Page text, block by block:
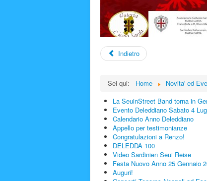
Indietro
Sei qui: Home Novita' ed
La SeuinStreet Band torna in
Evento Deleddiano Sabato 4
Calendario Anno Deleddiano
Appello per testimonianze
Congratulazioni a Renzo!
DELEDDA 100
Video Sardinien Seui Reise
Festa Nuovo Anno 25 Gennaio
Auguri!